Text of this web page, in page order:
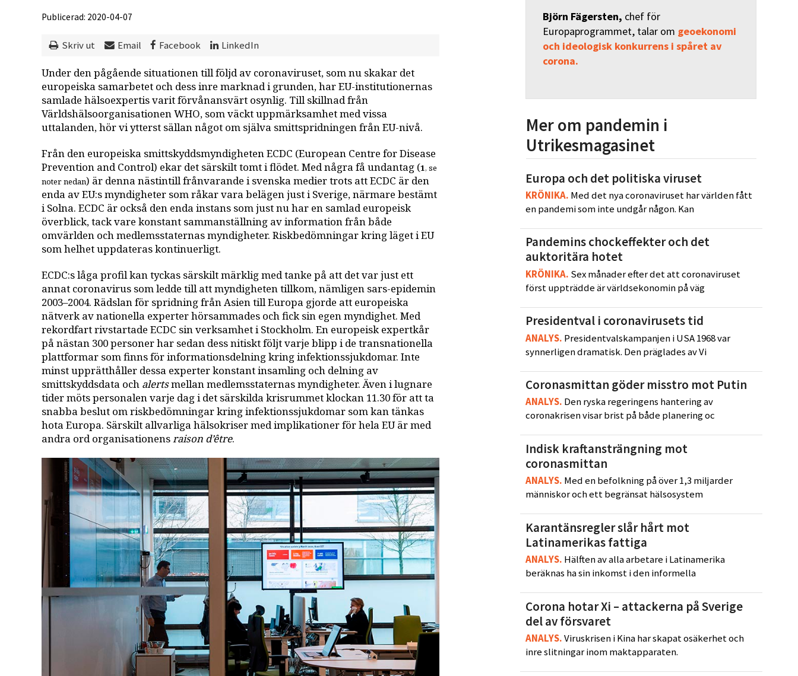
Publicerad: 2020-04-07
Skriv ut Email Facebook LinkedIn
Under den pågående situationen till följd av coronaviruset, som nu skakar det
europeiska samarbetet och dess inre marknad i grunden, har EU-institutionernas
samlade hälsoexpertis varit förvånansvärt osynlig. Till skillnad från
Världshälsoorganisationen WHO, som väckt uppmärksamhet med vissa
uttalanden, hör vi ytterst sällan något om själva smittspridningen från EU-nivå.
Från den europeiska smittskyddsmyndigheten ECDC (European Centre for Disease
Prevention and Control) ekar det särskilt tomt i flödet. Med några få undantag (1, se
noter nedan) är denna nästintill frånvarande i svenska medier trots att ECDC är den
enda av EU:s myndigheter som råkar vara belägen just i Sverige, närmare bestämt
i Solna. ECDC är också den enda instans som just nu har en samlad europeisk
överblick, tack vare konstant sammanställning av information från både
omvärlden och medlemsstaternas myndigheter. Riskbedömningar kring läget i EU
som helhet uppdateras kontinuerligt.
ECDC:s låga profil kan tyckas särskilt märklig med tanke på att det var just ett
annat coronavirus som ledde till att myndigheten tillkom, nämligen sars-epidemin
2003–2004. Rädslan för spridning från Asien till Europa gjorde att europeiska
nätverk av nationella experter hörsammades och fick sin egen myndighet. Med
rekordfart rivstartade ECDC sin verksamhet i Stockholm. En europeisk expertkår
på nästan 300 personer har sedan dess nitiskt följt varje blipp i de transnationella
plattformar som finns för informationsdelning kring infektionssjukdomar. Inte
minst upprätthåller dessa experter konstant insamling och delning av
smittskyddsdata och alertsmellan medlemsstaternas myndigheter. Även i lugnare
tider möts personalen varje dag i det särskilda krisrummet klockan 11.30 för att ta
snabba beslut om riskbedömningar kring infektionssjukdomar som kan tänkas
hota Europa. Särskilt allvarliga hälsokriser med implikationer för hela EU är med
andra ord organisationensraison d’être.
Björn Fägersten, chef för
Europaprogrammet, talar om geoekonomi
och ideologisk konkurrens i spåret av
corona.
Mer om pandemin i
Utrikesmagasinet
Europa och det politiska viruset
KRÖNIKA. Med det nya coronaviruset har världen fått
en pandemi som inte undgår någon. Kan
Pandemins chockeffekter och det
auktoritära hotet
KRÖNIKA. Sex månader efter det att coronaviruset
först uppträdde är världsekonomin på väg
Presidentval i coronavirusets tid
ANALYS. Presidentvalskampanjen i USA 1968 var
synnerligen dramatisk. Den präglades av Vi
Coronasmittan göder misstro mot Putin
ANALYS. Den ryska regeringens hantering av
coronakrisen visar brist på både planering oc
Indisk kraftansträngning mot
coronasmittan
ANALYS. Med en befolkning på över 1,3 miljarder
människor och ett begränsat hälsosystem
Karantänsregler slår hårt mot
Latinamerikas fattiga
ANALYS. Hälften av alla arbetare i Latinamerika
beräknas ha sin inkomst i den informella
Corona hotar Xi – attackerna på Sverige
del av försvaret
ANALYS.Viruskrisen i Kina har skapat osäkerhet och
inre slitningar inom maktapparaten.